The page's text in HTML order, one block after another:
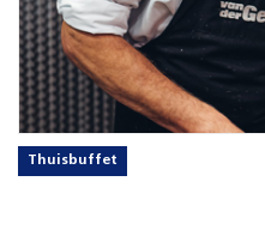
Thuisbuffet